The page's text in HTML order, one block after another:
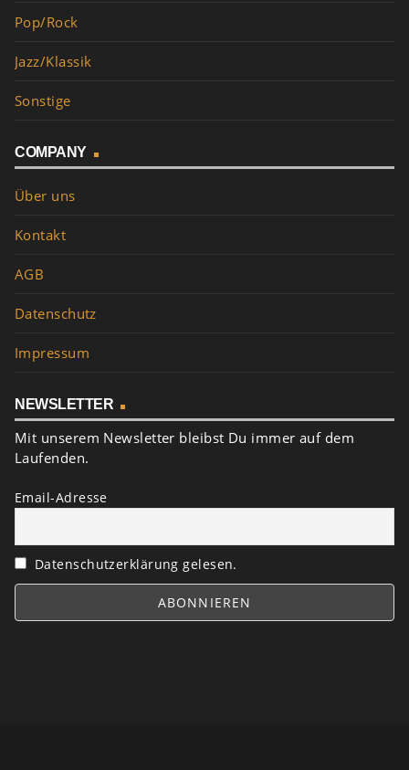
Pop/Rock
Jazz/Klassik
Sonstige
COMPANY
Über uns
Kontakt
AGB
Datenschutz
Impressum
NEWSLETTER
Mit unserem Newsletter bleibst Du immer auf dem
Laufenden.
Email-Adresse
Datenschutzerklärung gelesen.